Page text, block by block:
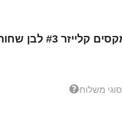
סוגי משלוח